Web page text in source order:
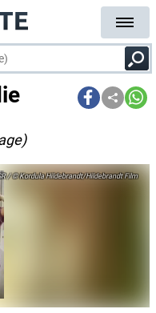
/ © Kordula Hildebrandt/Hildebrandt Film